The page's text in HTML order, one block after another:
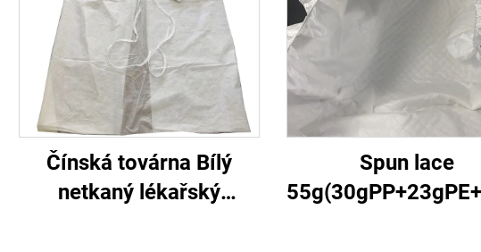
Čínská továrna Bílý
netkaný lékařský
Spun lace